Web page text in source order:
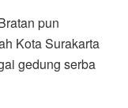
pun
Kota Surakarta
gedung serba